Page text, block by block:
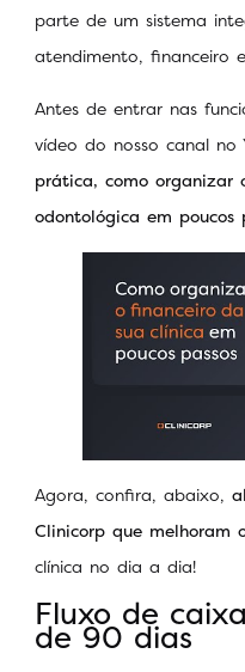
parte de um sistema
atendimento, financeiro
Antes de entrar nas
vídeo do nosso canal no
prática, como organizar
odontológica em poucos
Agora, confira, abaixo,
Clinicorp que melhoram
clínica no dia a dia!
Fluxo de
de 90 dias